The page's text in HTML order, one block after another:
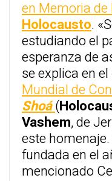
en Memoria
Holocausto.
estudiando el
esperanza de
se explica en
Mundial de
Shoá(
Vashem, de
este
fundada en el
mencionado